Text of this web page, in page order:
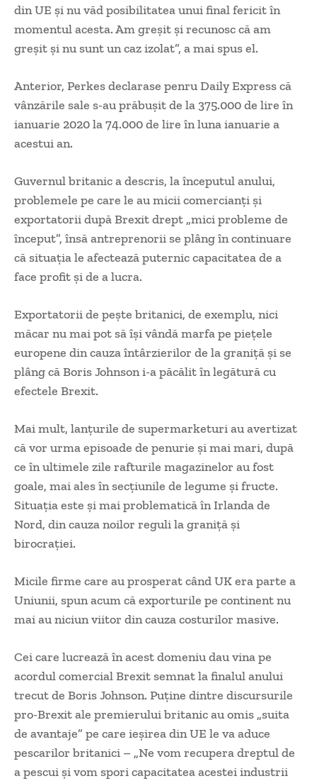
din UE și nu văd posibilitatea unui final fericit în
momentul acesta. Am greșit și recunosc că am
greșit și nu sunt un caz izolat”, a mai spus el.
Anterior, Perkes declarase penru Daily Express că
vânzările sale s-au prăbușit de la 375.000 de lire în
ianuarie 2020 la 74.000 de lire în luna ianuarie a
acestui an.
Guvernul britanic a descris, la începutul anului,
problemele pe care le au micii comercianți și
exportatorii după Brexit drept „mici probleme de
început”, însă antreprenorii se plâng în continuare
că situația le afectează puternic capacitatea de a
face profit și de a lucra.
Exportatorii de pește britanici, de exemplu, nici
măcar nu mai pot să își vândă marfa pe piețele
europene din cauza întârzierilor de la graniță și se
plâng că Boris Johnson i-a păcălit în legătură cu
efectele Brexit.
Mai mult, lanțurile de supermarketuri au avertizat
că vor urma episoade de penurie și mai mari, după
ce în ultimele zile rafturile magazinelor au fost
goale, mai ales în secțiunile de legume și fructe.
Situația este și mai problematică în Irlanda de
Nord, din cauza noilor reguli la graniță și
birocrației.
Micile firme care au prosperat când UK era parte a
Uniunii, spun acum că exporturile pe continent nu
mai au niciun viitor din cauza costurilor masive.
Cei care lucrează în acest domeniu dau vina pe
acordul comercial Brexit semnat la finalul anului
trecut de Boris Johnson. Puține dintre discursurile
pro-Brexit ale premierului britanic au omis „suita
de avantaje” pe care ieșirea din UE le va aduce
pescarilor britanici – „Ne vom recupera dreptul de
a pescui și vom spori capacitatea acestei industrii